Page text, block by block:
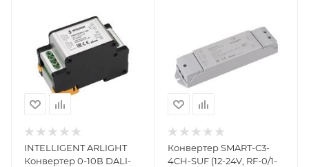
INTELLIGENT ARLIGHT
Конвертер 0-10В DALI-
Конвертер SMART-C3-
4CH-SUF (12-24V, RF-0/1-